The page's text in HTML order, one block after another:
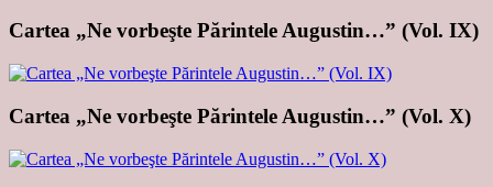
Cartea „Ne vorbeşte Părintele Augustin…” (Vol. IX)
Cartea „Ne vorbeşte Părintele Augustin…” (Vol. X)